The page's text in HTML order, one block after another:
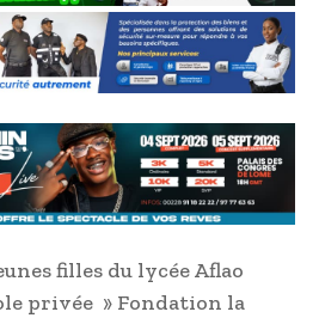
filles du lycée Aflao
privée » Fondation la